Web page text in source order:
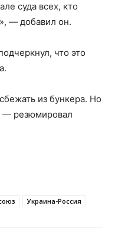
суда всех, кто
— добавил он.
что это
из бункера. Но
— резюмировал
Украина-Россия